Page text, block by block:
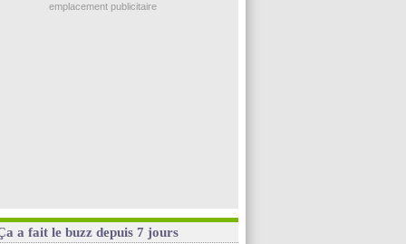
: Akliouche a signé (officiel)
emplacement publicitaire
a fait le buzz depuis 7 jours